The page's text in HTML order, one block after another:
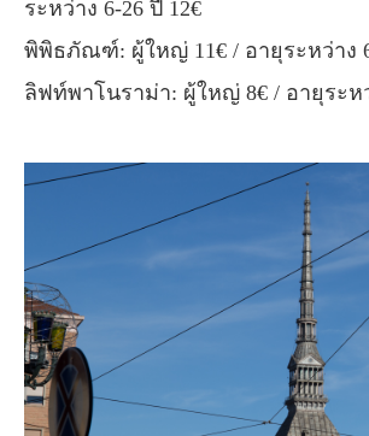
ระหว่าง 6-26 ปี 12€
พิพิธภัณฑ์: ผู้ใหญ่ 11€ / อายุระหว่าง
ลิฟท์พาโนราม่า: ผู้ใหญ่ 8€ / อายุระห